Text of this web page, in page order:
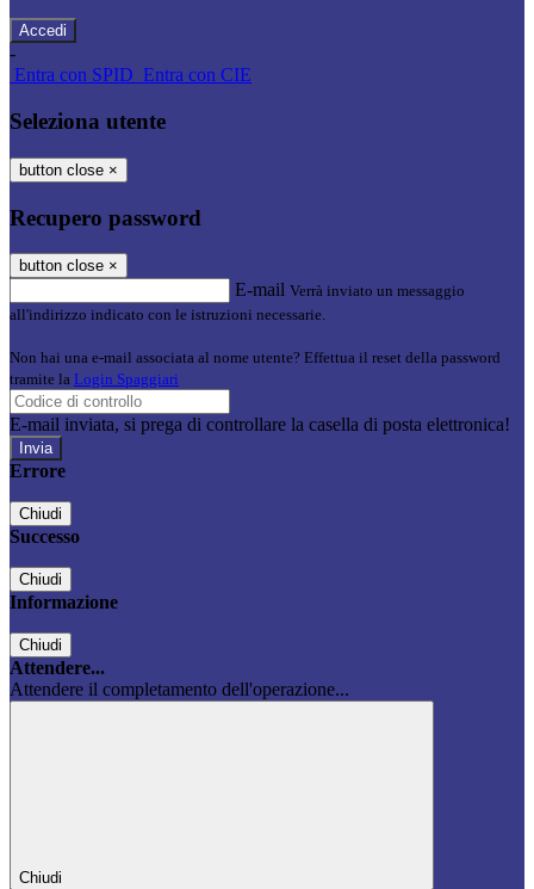
-
Entra con SPID Entra con CIE
Seleziona utente
button close ×
Recupero password
button close ×
E-mail Verrà inviato un messaggio
all'indirizzo indicato con le istruzioni necessarie.
Non hai una e-mail associata al nome utente? Effettua il reset della password
tramite la Login Spaggiari
E-mail inviata, si prega di controllare la casella di posta elettronica!
Errore
Chiudi
Successo
Chiudi
Informazione
Chiudi
Attendere...
Attendere il completamento dell'operazione...
Chiudi